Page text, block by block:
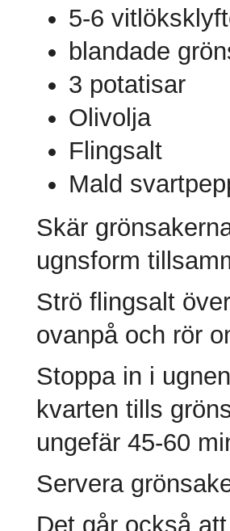
5-6
blandade
3 potatisar
Olivolja
Flingsalt
Mald
Skär
ugnsform
Strö flingsalt
ovanpå och rör
Stoppa in i
kvarten tills
ungefär 45-60
Servera
Det går också